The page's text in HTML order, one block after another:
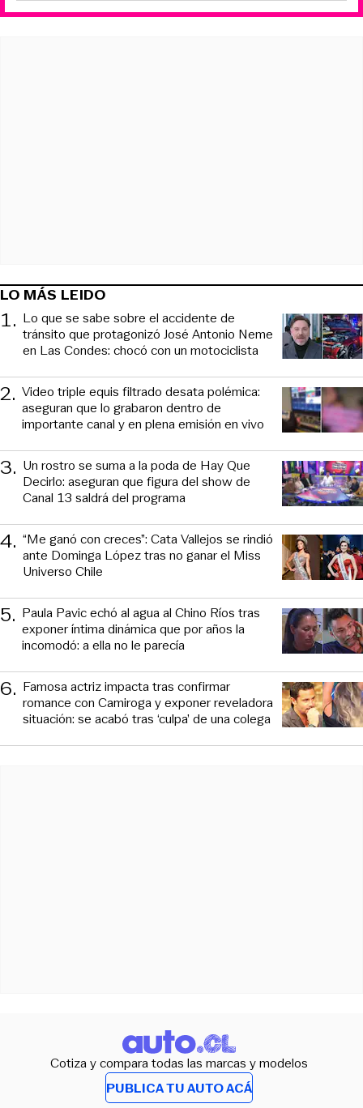
LO MÁS LEIDO
1. Lo que se sabe sobre el accidente de
tránsito que protagonizó José Antonio Neme
en Las Condes: chocó con un motociclista
2. Video triple equis filtrado desata polémica:
aseguran que lo grabaron dentro de
importante canal y en plena emisión en vivo
3. Un rostro se suma a la poda de Hay Que
Decirlo: aseguran que figura del show de
Canal 13 saldrá del programa
4. “Me ganó con creces”: Cata Vallejos se rindió
ante Dominga López tras no ganar el Miss
Universo Chile
5. Paula Pavic echó al agua al Chino Ríos tras
exponer íntima dinámica que por años la
incomodó: a ella no le parecía
6. Famosa actriz impacta tras confirmar
romance con Camiroga y exponer reveladora
situación: se acabó tras ‘culpa’ de una colega
Cotiza y compara todas las marcas y modelos
PUBLICA TU AUTO ACÁ